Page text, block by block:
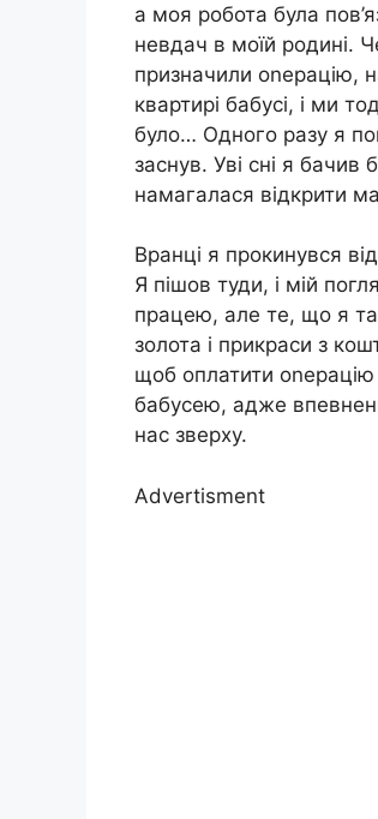
а моя робота була
невдач в моїй родині.
призначили оnерацію,
квартирі бабусі, і ми
було… Одного разу я
заснув. Уві сні я
намагалася відкрити
Вранці я прокинувся
Я пішов туди, і мій
працею, але те, що я
золота і прикраси з
щоб оплатити
бабусею, адже
нас зверху.
Advertisment